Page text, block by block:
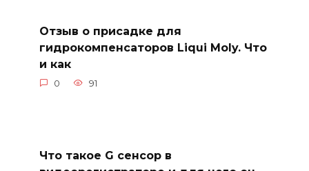
Отзыв о присадке для
гидрокомпенсаторов Liqui Moly. Что
и как
0 91
Что такое G сенсор в